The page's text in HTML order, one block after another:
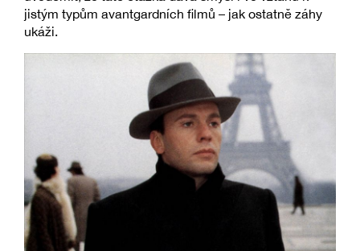
jistým typům avantgardních filmů – jak ostatně záhy
ukáži.